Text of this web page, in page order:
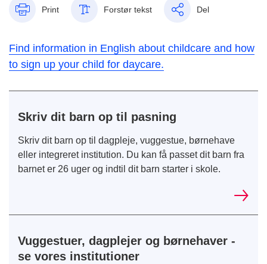
Print Forstør tekst Del
Find information in English about childcare and how
to sign up your child for daycare.
Skriv dit barn op til pasning
Skriv dit barn op til dagpleje, vuggestue, børnehave
eller integreret institution. Du kan få passet dit barn fra
barnet er 26 uger og indtil dit barn starter i skole.
Vuggestuer, dagplejer og børnehaver -
se vores institutioner